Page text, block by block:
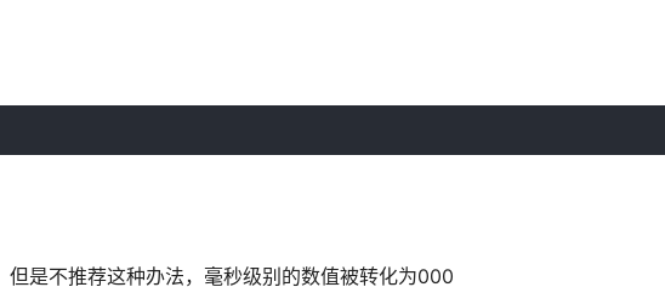
是不推荐这种办法，毫秒级别的数值被转化为000